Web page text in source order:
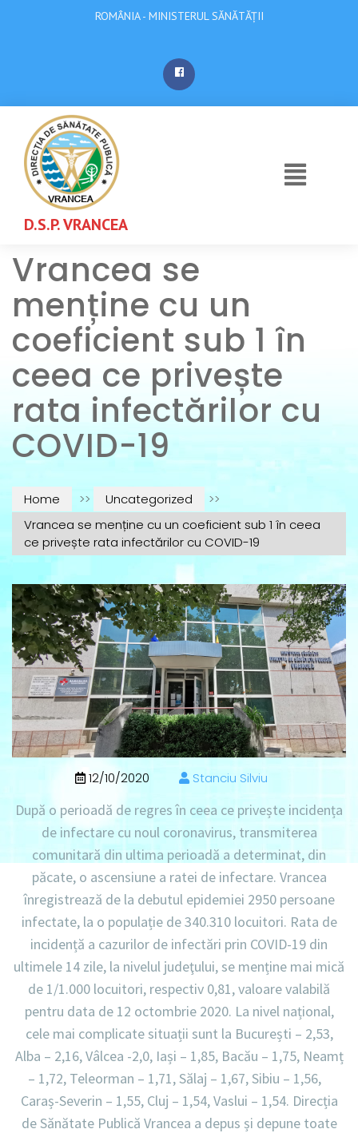
ROMÂNIA - MINISTERUL SĂNĂTĂȚII
D.S.P. VRANCEA
Vrancea se
menține cu un
coeficient sub 1 în
ceea ce privește
rata infectărilor cu
COVID-19
Home >> Uncategorized
>>
Vrancea se menține cu un coeficient sub 1 în ceea
ce privește rata infectărilor cu COVID-19
12/10/2020 Stanciu Silviu
După o perioadă de regres în ceea ce privește incidența
de infectare cu noul coronavirus, transmiterea
comunitară din ultima perioadă a determinat, din
păcate, o ascensiune a ratei de infectare. Vrancea
înregistrează de la debutul epidemiei 2950 persoane
infectate, la o populație de 340.310 locuitori. Rata de
incidență a cazurilor de infectări prin COVID-19 din
ultimele 14 zile, la nivelul judeţului, se menține mai mică
de 1/1.000 locuitori, respectiv 0,81, valoare valabilă
pentru data de 12 octombrie 2020. La nivel național,
cele mai complicate situații sunt la București – 2,53,
Alba – 2,16, Vâlcea -2,0, Iași – 1,85, Bacău – 1,75, Neamț
– 1,72, Teleorman – 1,71, Sălaj – 1,67, Sibiu – 1,56,
Caraș-Severin – 1,55, Cluj – 1,54, Vaslui – 1,54. Direcția
de Sănătate Publică Vrancea a depus și depune toate